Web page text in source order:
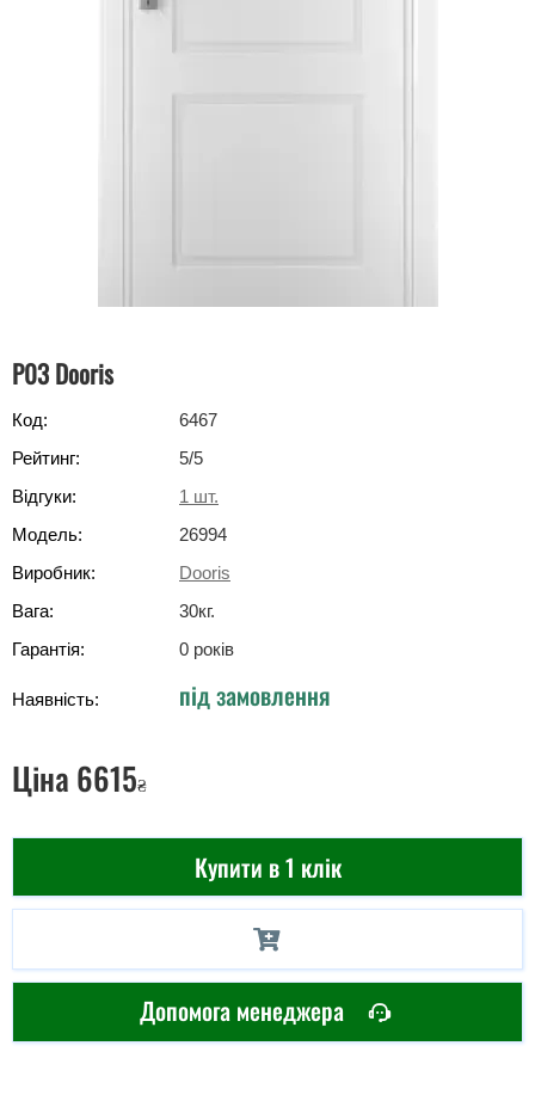
P03 Dooris
Код:
6467
Рейтинг:
5/5
Відгуки:
1 шт.
Модель:
26994
Виробник:
Dooris
Вага:
30кг.
Гарантія:
0 років
Наявність: під замовлення
Ціна 6615₴
Купити в 1 клік
Допомога менеджера